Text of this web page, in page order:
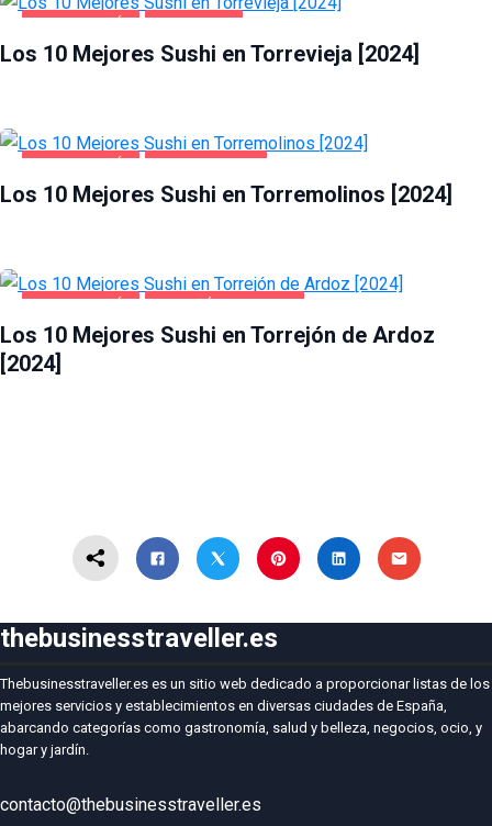
Los 10 Mejores Sushi en Torrevieja [2024]
Los 10 Mejores Sushi en Torremolinos [2024]
Los 10 Mejores Sushi en Torrejón de Ardoz
[2024]
thebusinesstraveller.es
Thebusinesstraveller.es es un sitio web dedicado a proporcionar listas de los
mejores servicios y establecimientos en diversas ciudades de España,
abarcando categorías como gastronomía, salud y belleza, negocios, ocio, y
hogar y jardín.
contacto@thebusinesstraveller.es